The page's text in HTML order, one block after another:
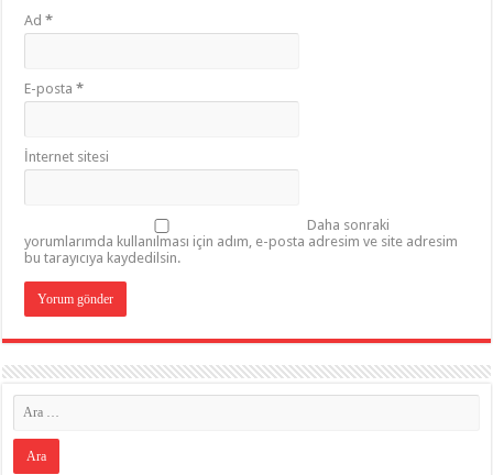
Ad*
E-posta*
İnternet sitesi
Daha sonraki
yorumlarımda kullanılması için adım, e-posta adresim ve site adresim
bu tarayıcıya kaydedilsin.